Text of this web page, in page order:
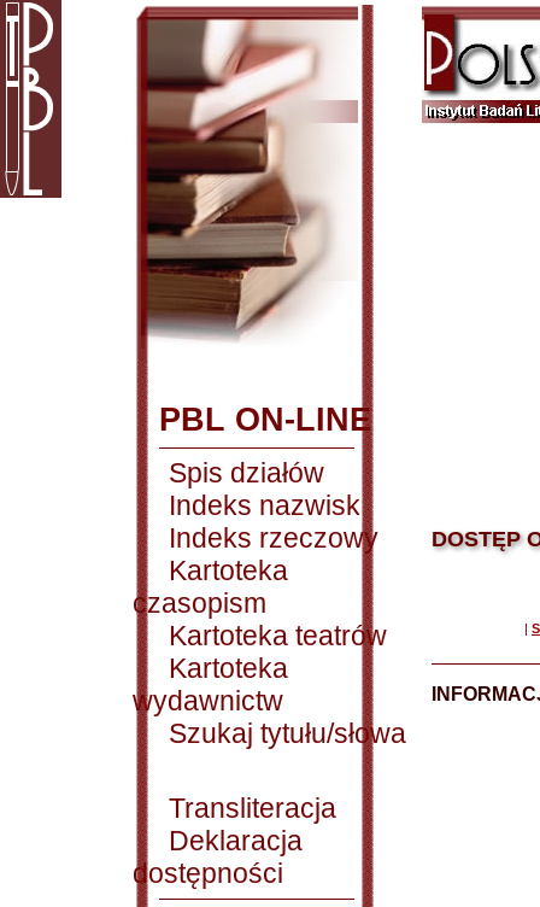
PBL ON-LINE
Spis działów
Indeks nazwisk
Indeks rzeczowy
Kartoteka
czasopism
Kartoteka teatrów
Kartoteka
wydawnictw
Szukaj tytułu/słowa
Transliteracja
Deklaracja
dostępności
DOSTĘP
|